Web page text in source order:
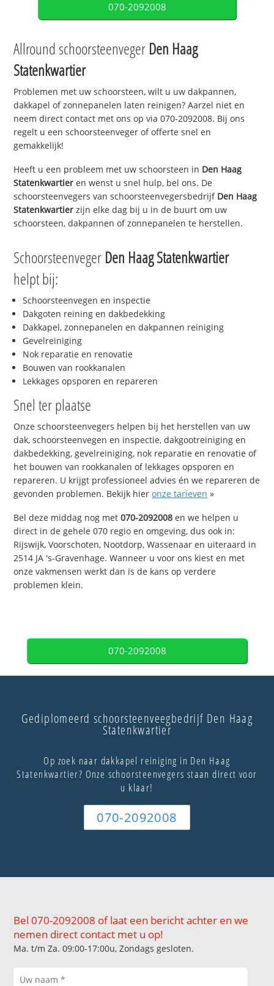
070-2092008
Allround schoorsteenveger Den Haag
Statenkwartier
Problemen met uw schoorsteen, wilt u uw dakpannen,
dakkapel of zonnepanelen laten reinigen? Aarzel niet en
neem direct contact met ons op via 070-2092008. Bij ons
regelt u een schoorsteenveger of offerte snel en
gemakkelijk!
Heeft u een probleem met uw schoorsteen in Den Haag
Statenkwartier en wenst u snel hulp, bel ons. De
schoorsteenvegers van schoorsteenvegersbedrijf Den Haag
Statenkwartier zijn elke dag bij u in de buurt om uw
schoorsteen, dakpannen of zonnepanelen te herstellen.
Schoorsteenveger Den Haag Statenkwartier
helpt bij:
Schoorsteenvegen en inspectie
Dakgoten reining en dakbedekking
Dakkapel, zonnepanelen en dakpannen reiniging
Gevelreiniging
Nok reparatie en renovatie
Bouwen van rookkanalen
Lekkages opsporen en repareren
Snel ter plaatse
Onze schoorsteenvegers helpen bij het herstellen van uw
dak, schoorsteenvegen en inspectie, dakgootreiniging en
dakbedekking, gevelreiniging, nok reparatie en renovatie of
het bouwen van rookkanalen of lekkages opsporen en
repareren. U krijgt professioneel advies én we repareren de
gevonden problemen. Bekijk hieronze tarieven »
Bel deze middag nog met070-2092008 en we helpen u
direct in de gehele 070 regio en omgeving, dus ook in:
Rijswijk, Voorschoten, Nootdorp, Wassenaar en uiteraard in
2514 JA 's-Gravenhage. Wanneer u voor ons kiest en met
onze vakmensen werkt dan is de kans op verdere
problemen klein.
070-2092008
Gediplomeerd schoorsteenveegbedrijf Den Haag
Statenkwartier
Op zoek naar dakkapel reiniging in Den Haag
Statenkwartier? Onze schoorsteenvegers staan direct voor
u klaar!
070-2092008
Bel 070-2092008 of laat een bericht achter en we
nemen direct contact met u op!
Ma. t/m Za. 09:00-17:00u, Zondags gesloten.